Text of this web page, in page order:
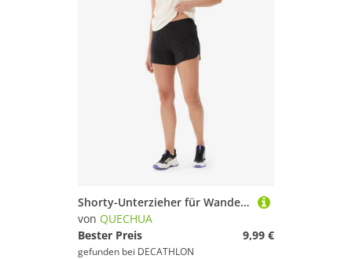
Shorty-Unterzieher für Wanderröcke Damen - NH100 schwarz
von QUECHUA
Bester Preis
9,99 €
gefunden bei DECATHLON